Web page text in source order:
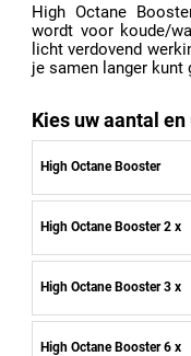
High Octane
wordt voor koude/
licht verdovend
je samen langer kunt
Kies uw aantal
High Octane Booster
High Octane Booster 2 x
High Octane Booster 3 x
High Octane Booster 6 x